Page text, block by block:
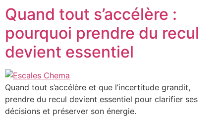
Quand tout s’accélère :
pourquoi prendre du recul
devient essentiel
Quand tout s’accélère et que l’incertitude grandit,
prendre du recul devient essentiel pour clarifier ses
décisions et préserver son énergie.